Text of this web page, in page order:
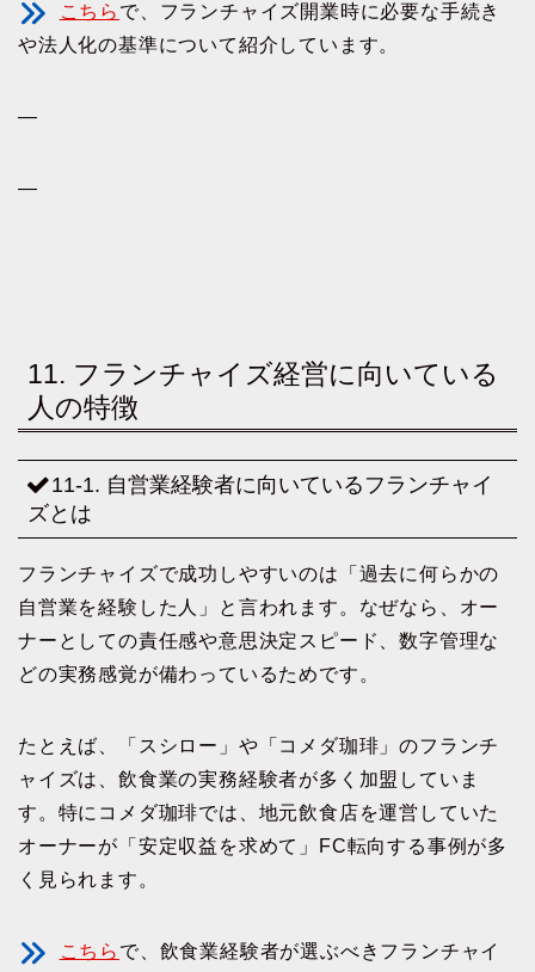
こちら で、フランチャイズ開業時に必要な手続き
や法人化の基準について紹介しています。
—
—
11. フランチャイズ経営に向いている
人の特徴
11-1. 自営業経験者に向いているフランチャイ
ズとは
フランチャイズで成功しやすいのは「過去に何らかの
自営業を経験した人」と言われます。なぜなら、オー
ナーとしての責任感や意思決定スピード、数字管理な
どの実務感覚が備わっているためです。
たとえば、「スシロー」や「コメダ珈琲」のフランチ
ャイズは、飲食業の実務経験者が多く加盟していま
す。特にコメダ珈琲では、地元飲食店を運営していた
オーナーが「安定収益を求めて」FC転向する事例が多
く見られます。
こちら で、飲食業経験者が選ぶべきフランチャイ